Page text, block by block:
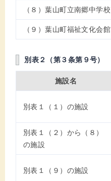
（８）葉山町立南郷中学校
（９）葉山町福祉文化会館
別表２（第３条第９号）
施設名
別表１（１）の施設
別表１（２）から（８）
の施設
別表１（９）の施設